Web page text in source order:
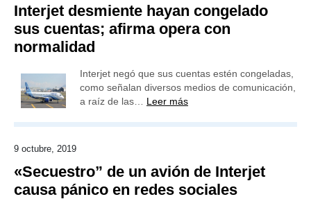
Interjet desmiente hayan congelado
sus cuentas; afirma opera con
normalidad
Interjet negó que sus cuentas estén congeladas,
como señalan diversos medios de comunicación,
a raíz de las… Leer más
9 octubre, 2019
«Secuestro” de un avión de Interjet
causa pánico en redes sociales